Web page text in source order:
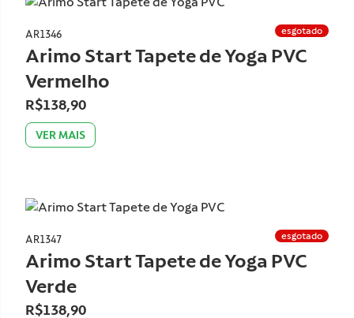
VER MAIS